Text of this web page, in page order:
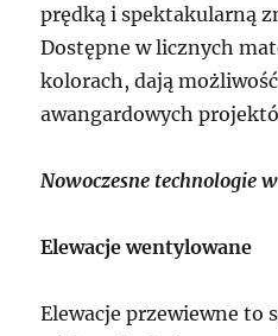
prędką i spektakularną
Dostępne w licznych
kolorach, dają
awangardowych
Nowoczesne technologie
Elewacje wentylowane
Elewacje przewiewne to